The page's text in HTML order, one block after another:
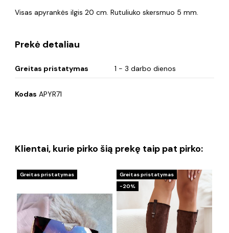
Visas apyrankės ilgis 20 cm. Rutuliuko skersmuo 5 mm.
Prekė detaliau
Greitas pristatymas 1 - 3 darbo dienos
Kodas APYR71
Klientai, kurie pirko šią prekę taip pat pirko:
Greitas pristatymas
Greitas pristatymas
−20%